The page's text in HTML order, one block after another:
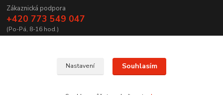
Zákaznická podpora
+420 773 549 047
(Po-Pá, 8-16 hod.)
Nastavení Souhlasím